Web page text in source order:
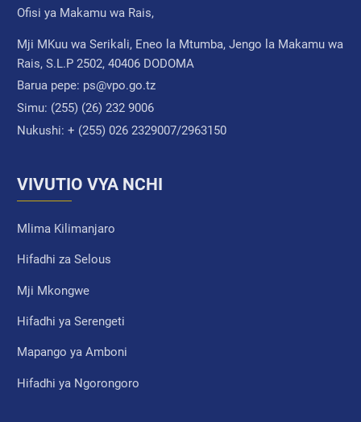
Ofisi ya Makamu wa Rais,
Mji MKuu wa Serikali, Eneo la Mtumba, Jengo la Makamu wa
Rais, S.L.P 2502, 40406 DODOMA
Barua pepe: ps@vpo.go.tz
Simu: (255) (26) 232 9006
Nukushi: + (255) 026 2329007/2963150
VIVUTIO VYA NCHI
Mlima Kilimanjaro
Hifadhi za Selous
Mji Mkongwe
Hifadhi ya Serengeti
Mapango ya Amboni
Hifadhi ya Ngorongoro